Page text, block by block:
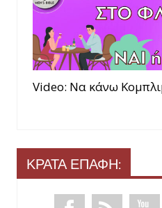
Video: Να κάνω
ΚΡΑΤΑ ΕΠΑΦΗ: